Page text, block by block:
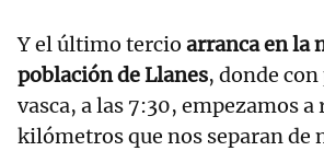
Y el último tercio arranca en la
población de Llanes, donde
vasca, a las 7:30, empezamos
kilómetros que nos separan de